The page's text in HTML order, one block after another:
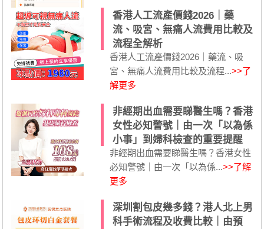
香港人工流產價錢2026｜藥
流、吸宮、無痛人流費用比較及
流程全解析
香港人工流產價錢2026｜藥流、吸
宮、無痛人流費用比較及流程...>>了
解更多
非經期出血需要睇醫生嗎？香港
女性必知警號｜由一次「以為係
小事」到婦科檢查的重要提醒
非經期出血需要睇醫生嗎？香港女性
必知警號｜由一次「以為係...>>了解
更多
深圳割包皮幾多錢？港人北上男
科手術流程及收費比較｜由預